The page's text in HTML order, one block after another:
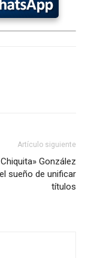
Artículo siguiente
González
sueño de unificar
títulos